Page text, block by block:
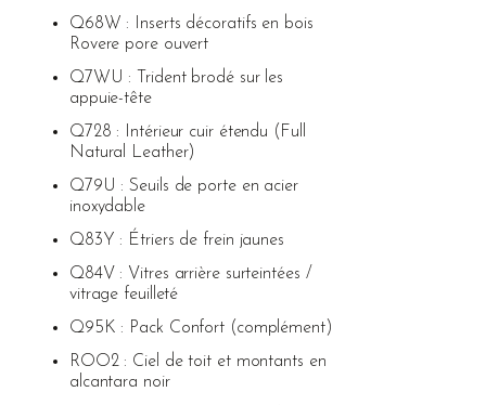
Q68W : Inserts décoratifs en bois
Rovere pore ouvert
Q7WU : Trident brodé sur les
appuie-tête
Q728 : Intérieur cuir étendu (Full
Natural Leather)
Q79U : Seuils de porte en acier
inoxydable
Q83Y : Étriers de frein jaunes
Q84V : Vitres arrière surteintées /
vitrage feuilleté
Q95K : Pack Confort (complément)
ROO2 : Ciel de toit et montants en
alcantara noir